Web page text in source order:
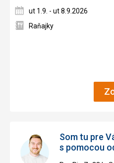
ut 1.9. - ut 8.9.2026
Raňajky
Som tu pre
s pomocou